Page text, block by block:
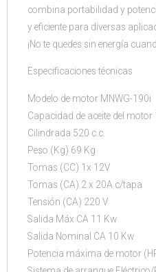
combina portabilidad y
y eficiente para diversas
¡No te quedes sin energía
Especificaciones técnicas
Modelo de motor MNWG-190i
Capacidad de aceite del motor
Cilindrada 520 c.c.
Peso (Kg) 69 Kg
Tomas (CC) 1x 12V
Tomas (CA) 2 x 20A c/tapa
Tensión (CA) 220 V
Salida Máx CA 11 Kw
Salida Nominal CA 10 Kw
Potencia máxima de motor